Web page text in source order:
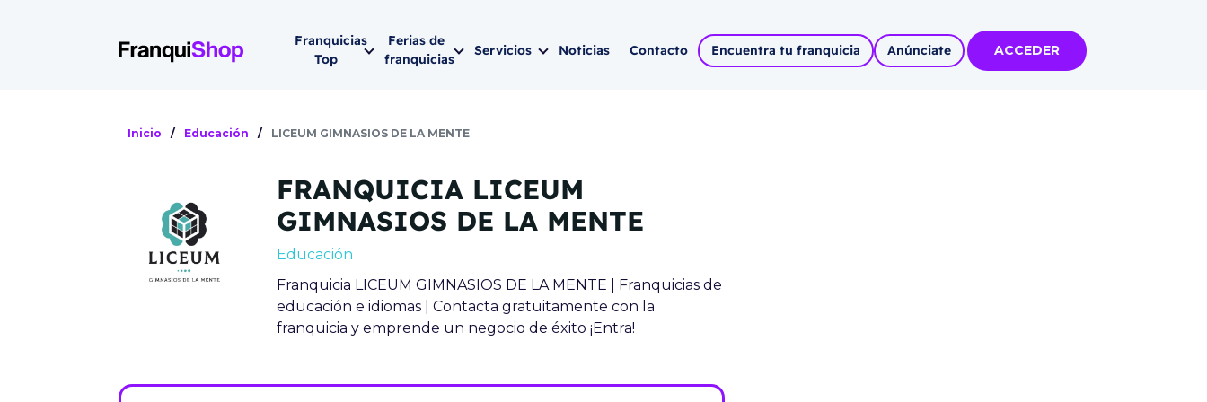
Franquicias
Top
Supermercados
Hostelería
Estética y belleza
Gimnasios
Ferias de
franquicias
Madrid 2026 2 --
08 de octubre
IFEMA - Palacio
España)
Barcelona 2026 -
de marzo
abril
Sevilla 2026 -
Servicios
Franquicia tu negocio
Lleva tu negocio al siguiente nivel
Noticias Contacto Encuentra tu franquicia Anúnciate ACCEDER
Inicio / Educación / LICEUM GIMNASIOS DE LA MENTE
FRANQUICIA LICEUM
GIMNASIOS DE LA MENTE
Educación
Franquicia LICEUM GIMNASIOS DE LA MENTE | Franquicias de
educación e idiomas | Contacta gratuitamente con la
franquicia y emprende un negocio de éxito ¡Entra!